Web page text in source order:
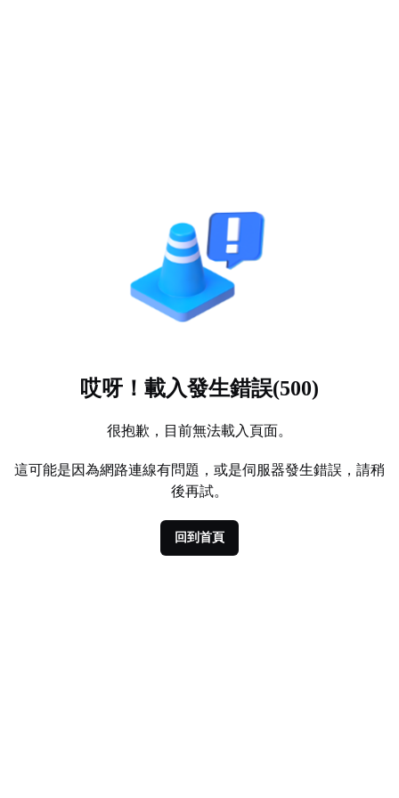
哎呀！載入發生錯誤(500)
很抱歉，目前無法載入頁面。
這可能是因為網路連線有問題，或是伺服器發生錯誤，請稍
後再試。
回到首頁